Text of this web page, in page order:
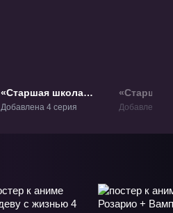
«Старшая школа
DxD» ОВА-1
Добавлена 4 серия
«Старшая
DxD New»
Добавлена